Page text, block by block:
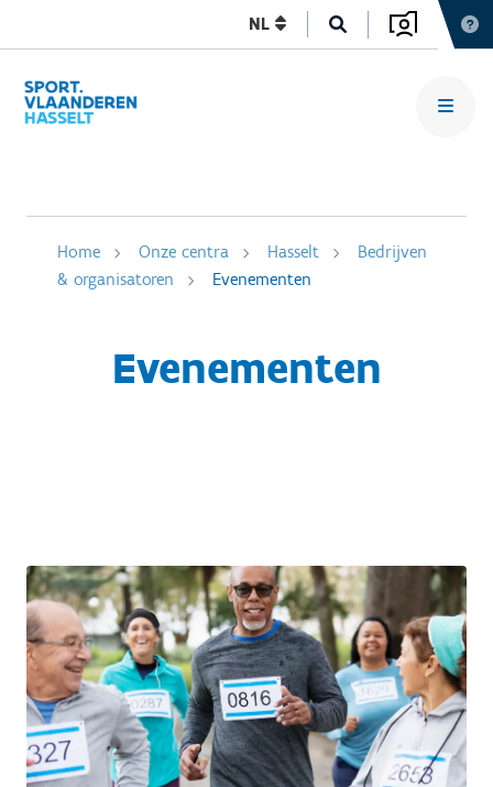
NL
Home Onze centra Hasselt
Bedrijven
& organisatoren
Evenementen
Evenementen